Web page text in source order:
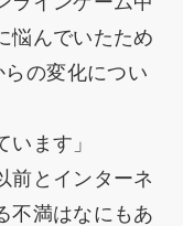
悩んでいたため
の変化につい
います」
前とインターネ
不満はなにもあ